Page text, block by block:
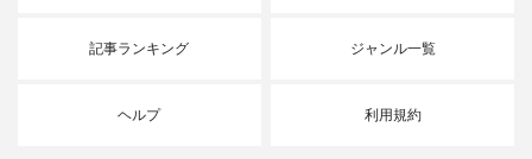
記事ランキング ジャンル一覧
ヘルプ 利用規約